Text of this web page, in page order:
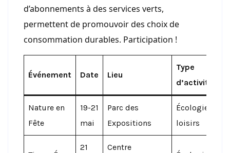
d’abonnements à des services verts,
permettent de promouvoir des choix de
consommation durables. Participation !
Événement Date Lieu
Type
d’activité
Nature en
Fête
19-21
mai
Parc des
Expositions
Écologie,
loisirs
21 Centre